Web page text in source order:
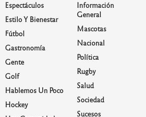
Espectáculos
Estilo Y Bienestar
Fútbol
Gastronomía
Gente
Golf
Hablemos Un Poco
Hockey
Información
General
Mascotas
Nacional
Política
Rugby
Salud
Sociedad
Sucesos